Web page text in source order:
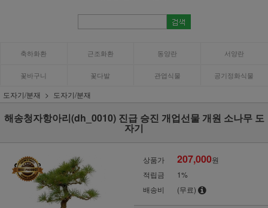
축하화환 근조화환 동양란 서양란
꽃바구니 꽃다발 관엽식물 공기정화식물
도자기/분재 도자기/분재
해송청자항아리(dh_0010) 진급 승진 개업선물 개원 소나무 도
자기
상품가 207,000원
적립금
1%
배송비
(무료)